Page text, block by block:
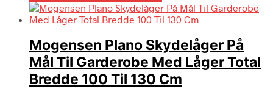
Mogensen Plano Skydelåger På
Mål Til Garderobe Med Låger Total
Bredde 100 Til 130 Cm